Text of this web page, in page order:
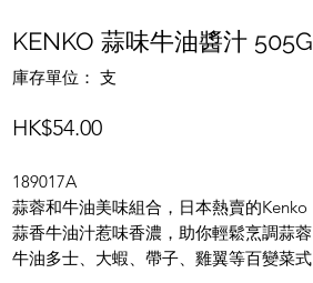
KENKO 蒜味牛油醬汁 505G
庫存單位： 支
HK$54.00價
189017A
蒜蓉和牛油美味組合，日本熱賣的Kenko
蒜香牛油汁惹味香濃，助你輕鬆烹調蒜蓉
牛油多士、大蝦、帶子、雞翼等百變菜式